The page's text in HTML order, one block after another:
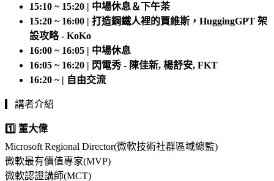
15:10 ~ 15:20 | 中場休息＆下午茶
15:20 ~ 16:00 | 打造鋼鐵人裡的賈維斯，HuggingGPT 架
設攻略 - KoKo
16:00 ~ 16:05 | 中場休息
16:05 ~ 16:20 | 閃電秀 - 陳佳新, 楊舒安, FKT
16:20 ~ | 自由交流
▎講者介紹
1️⃣ 董大偉
Microsoft Regional Director(微軟技術社群區域總監)
微軟最有價值專家(MVP)
微軟認證講師(MCT)